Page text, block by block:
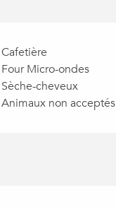
Cafetière
Four Micro-ondes
Sèche-cheveux
Animaux non acceptés